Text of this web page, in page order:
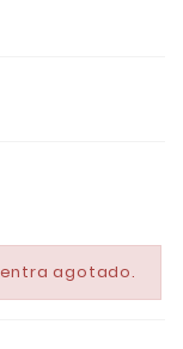
agotado.